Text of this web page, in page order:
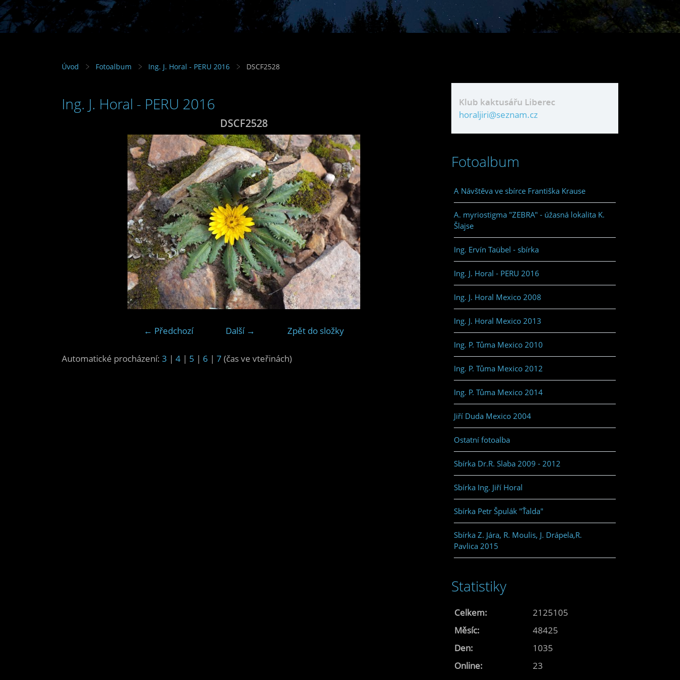
Úvod Fotoalbum Ing. J. Horal - PERU 2016 DSCF2528
Ing. J. Horal - PERU 2016
DSCF2528
← Předchozí Další → Zpět do složky
Automatické procházení: 3 | 4 | 5 | 6 | 7 (čas ve vteřinách)
Klub kaktusářu Liberec
horaljiri@seznam.cz
Fotoalbum
A Návštěva ve sbírce Františka Krause
A. myriostigma "ZEBRA" - úžasná lokalita K.
Šlajse
Ing. Ervín Taübel - sbírka
Ing. J. Horal - PERU 2016
Ing. J. Horal Mexico 2008
Ing. J. Horal Mexico 2013
Ing. P. Tůma Mexico 2010
Ing. P. Tůma Mexico 2012
Ing. P. Tůma Mexico 2014
Jiří Duda Mexico 2004
Ostatní fotoalba
Sbírka Dr.R. Slaba 2009 - 2012
Sbírka Ing. Jiří Horal
Sbírka Petr Špulák "Ťalda"
Sbírka Z. Jára, R. Moulis, J. Drápela,R.
Pavlica 2015
Statistiky
Online: 23
Celkem:
2125105
Měsíc:
48425
Den:
1035